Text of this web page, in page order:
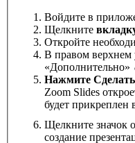
Войдите в
Щелкните
Откройте
В правом верхнем
«Дополнительно»
Нажмите Сделать
Zoom Slides
будет прикреплен
Щелкните значок
создание